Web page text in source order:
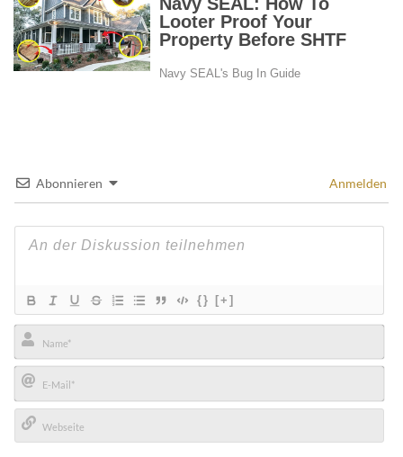
Abonnieren Anmelden
{} [+]
Name*
E-
Mail*